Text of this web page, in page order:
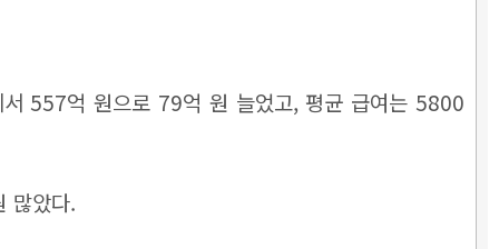
557억 원으로 79억 원 늘었고, 평균 급여는 5800
많았다.